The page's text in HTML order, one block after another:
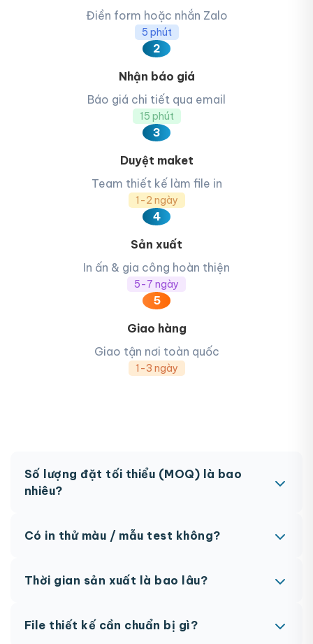
Mẫu thùng carton đựng dừa xuất khẩu 2
Điền form hoặc nhắn Zalo
5 phút
2
Nhận báo giá
Báo giá chi tiết qua email
15 phút
3
Duyệt maket
Team thiết kế làm file in
1-2 ngày
4
Sản xuất
In ấn & gia công hoàn thiện
5-7 ngày
5
Giao hàng
Giao tận nơi toàn quốc
1-3 ngày
Số lượng đặt tối thiểu (MOQ) là bao
nhiêu?
đặc biệt có thể có MOQ khác nhau.
Có in thử màu / mẫu test không?
trà. Chi phí in thử sẽ được tính vào đơn hàng
Thời gian sản xuất là bao lâu?
maket. Có thể rút ngắn nếu cần gấp, vui lòng liên
File thiết kế cần chuẩn bị gì?